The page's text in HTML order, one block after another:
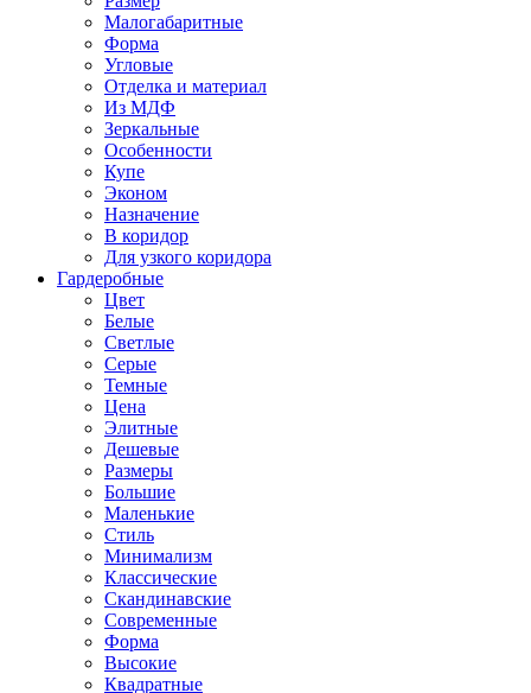
Малогабаритные
Форма
Угловые
Отделка и материал
Из МДФ
Зеркальные
Особенности
Купе
Эконом
Назначение
В коридор
Для узкого коридора
Гардеробные
Цвет
Белые
Светлые
Серые
Темные
Цена
Элитные
Дешевые
Размеры
Большие
Маленькие
Стиль
Минимализм
Классические
Скандинавские
Современные
Форма
Высокие
Квадратные